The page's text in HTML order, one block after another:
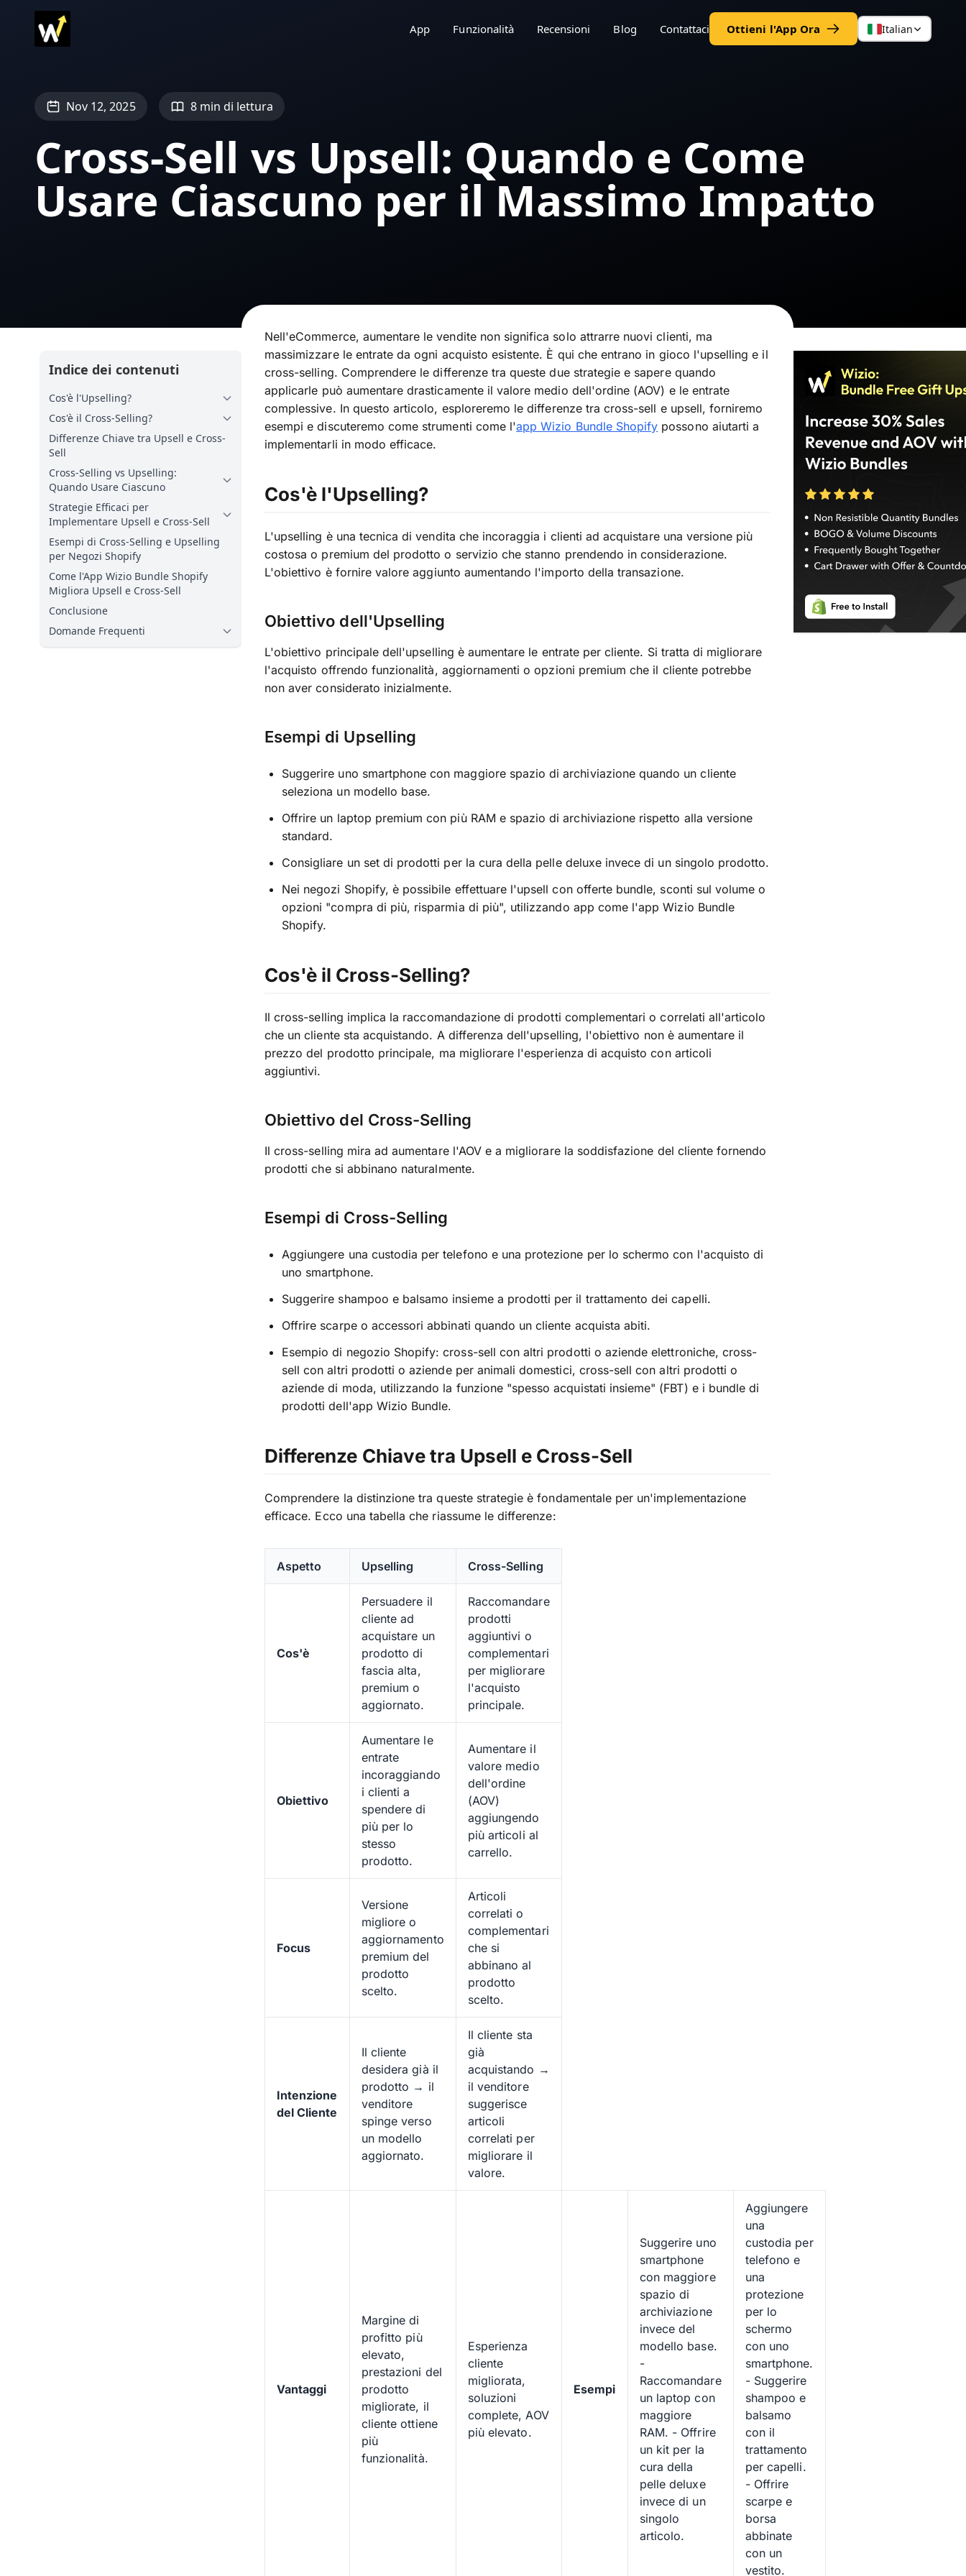
App Funzionalità Recensioni Blog Contattaci Ottieni l'App Ora Italian
Nov 12, 2025 8 min di lettura
Cross-Sell vs Upsell: Quando e Come
Usare Ciascuno per il Massimo Impatto
Indice dei contenuti
Cos'è l'Upselling?
Cos'è il Cross-Selling?
Differenze Chiave tra Upsell e Cross-
Sell
Cross-Selling vs Upselling:
Quando Usare Ciascuno
Strategie Efficaci per
Implementare Upsell e Cross-Sell
Esempi di Cross-Selling e Upselling
per Negozi Shopify
Come l'App Wizio Bundle Shopify
Migliora Upsell e Cross-Sell
Conclusione
Domande Frequenti
Nell'eCommerce, aumentare le vendite non significa solo attrarre nuovi clienti, ma
massimizzare le entrate da ogni acquisto esistente. È qui che entrano in gioco l'upselling e il
cross-selling. Comprendere le differenze tra queste due strategie e sapere quando
applicarle può aumentare drasticamente il valore medio dell'ordine (AOV) e le entrate
complessive. In questo articolo, esploreremo le differenze tra cross-sell e upsell, forniremo
esempi e discuteremo come strumenti come l'app Wizio Bundle Shopify possono aiutarti a
implementarli in modo efficace.
Cos'è l'Upselling?
L'upselling è una tecnica di vendita che incoraggia i clienti ad acquistare una versione più
costosa o premium del prodotto o servizio che stanno prendendo in considerazione.
L'obiettivo è fornire valore aggiunto aumentando l'importo della transazione.
Obiettivo dell'Upselling
L'obiettivo principale dell'upselling è aumentare le entrate per cliente. Si tratta di migliorare
l'acquisto offrendo funzionalità, aggiornamenti o opzioni premium che il cliente potrebbe
non aver considerato inizialmente.
Esempi di Upselling
Suggerire uno smartphone con maggiore spazio di archiviazione quando un cliente
seleziona un modello base.
Offrire un laptop premium con più RAM e spazio di archiviazione rispetto alla versione
standard.
Consigliare un set di prodotti per la cura della pelle deluxe invece di un singolo prodotto.
Nei negozi Shopify, è possibile effettuare l'upsell con offerte bundle, sconti sul volume o
opzioni "compra di più, risparmia di più", utilizzando app come l'app Wizio Bundle
Shopify.
Cos'è il Cross-Selling?
Il cross-selling implica la raccomandazione di prodotti complementari o correlati all'articolo
che un cliente sta acquistando. A differenza dell'upselling, l'obiettivo non è aumentare il
prezzo del prodotto principale, ma migliorare l'esperienza di acquisto con articoli
aggiuntivi.
Obiettivo del Cross-Selling
Il cross-selling mira ad aumentare l'AOV e a migliorare la soddisfazione del cliente fornendo
prodotti che si abbinano naturalmente.
Esempi di Cross-Selling
Aggiungere una custodia per telefono e una protezione per lo schermo con l'acquisto di
uno smartphone.
Suggerire shampoo e balsamo insieme a prodotti per il trattamento dei capelli.
Offrire scarpe o accessori abbinati quando un cliente acquista abiti.
Esempio di negozio Shopify: cross-sell con altri prodotti o aziende elettroniche, cross-
sell con altri prodotti o aziende per animali domestici, cross-sell con altri prodotti o
aziende di moda, utilizzando la funzione "spesso acquistati insieme" (FBT) e i bundle di
prodotti dell'app Wizio Bundle.
Differenze Chiave tra Upsell e Cross-Sell
Comprendere la distinzione tra queste strategie è fondamentale per un'implementazione
efficace. Ecco una tabella che riassume le differenze:
Aspetto Upselling Cross-Selling
Cos'è
Persuadere il
cliente ad
acquistare un
prodotto di
fascia alta,
premium o
aggiornato.
Raccomandare
prodotti
aggiuntivi o
complementari
per migliorare
l'acquisto
principale.
Obiettivo
Aumentare le
entrate
incoraggiando
i clienti a
spendere di
più per lo
stesso
prodotto.
Aumentare il
valore medio
dell'ordine
(AOV)
aggiungendo
più articoli al
carrello.
Focus
Versione
migliore o
aggiornamento
premium del
prodotto
scelto.
Articoli
correlati o
complementari
che si
abbinano al
prodotto
scelto.
Intenzione
del Cliente
Il cliente
desidera già il
prodotto → il
venditore
spinge verso
un modello
aggiornato.
Il cliente sta
già
acquistando →
il venditore
suggerisce
articoli
correlati per
migliorare il
valore.
Vantaggi
Margine di
profitto più
elevato,
prestazioni del
prodotto
migliorate, il
cliente ottiene
più
funzionalità.
Esperienza
cliente
migliorata,
soluzioni
complete, AOV
più elevato.
Esempi
Suggerire uno
smartphone
con maggiore
spazio di
archiviazione
invece del
modello base.
-
Raccomandare
un laptop con
maggiore
RAM. - Offrire
un kit per la
cura della
pelle deluxe
invece di un
singolo
articolo.
Aggiungere
una
custodia per
telefono e
una
protezione
per lo
schermo
con uno
smartphone.
- Suggerire
shampoo e
balsamo
con il
trattamento
per capelli.
- Offrire
scarpe e
borsa
abbinate
con un
vestito.